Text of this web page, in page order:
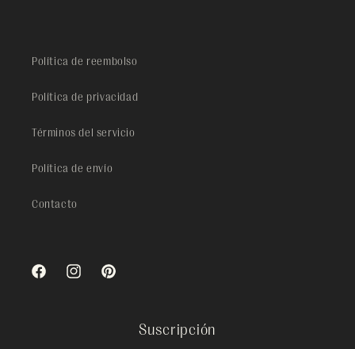
Política de reembolso
Política de privacidad
Términos del servicio
Política de envío
Contacto
FacebookInstagramPinterest
Suscripción